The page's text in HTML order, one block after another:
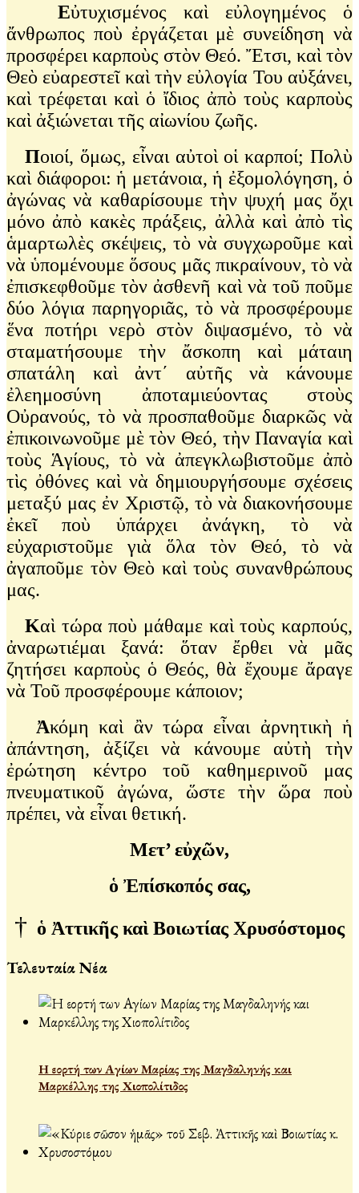
Εὐτυχισμένος καὶ εὐλογημένος ὁ
ἄνθρωπος ποὺ ἐργάζεται μὲ συνείδηση νὰ
προσφέρει καρποὺς στὸν Θεό. Ἔτσι, καὶ τὸν
Θεὸ εὐαρεστεῖ καὶ τὴν εὐλογία Του αὐξάνει,
καὶ τρέφεται καὶ ὁ ἴδιος ἀπὸ τοὺς καρποὺς
καὶ ἀξιώνεται τῆς αἰωνίου ζωῆς.
Ποιοί, ὅμως, εἶναι αὐτοὶ οἱ καρποί; Πολὺ
καὶ διάφοροι: ἡ μετάνοια, ἡ ἐξομολόγηση, ὁ
ἀγώνας νὰ καθαρίσουμε τὴν ψυχή μας ὄχι
μόνο ἀπὸ κακὲς πράξεις, ἀλλὰ καὶ ἀπὸ τὶς
ἁμαρτωλὲς σκέψεις, τὸ νὰ συγχωροῦμε καὶ
νὰ ὑπομένουμε ὅσους μᾶς πικραίνουν, τὸ νὰ
ἐπισκεφθοῦμε τὸν ἀσθενῆ καὶ νὰ τοῦ ποῦμε
δύο λόγια παρηγοριᾶς, τὸ νὰ προσφέρουμε
ἕνα ποτήρι νερὸ στὸν διψασμένο, τὸ νὰ
σταματήσουμε τὴν ἄσκοπη καὶ μάταιη
σπατάλη καὶ ἀντ΄ αὐτῆς νὰ κάνουμε
ἐλεημοσύνη ἀποταμιεύοντας στοὺς
Οὐρανούς, τὸ νὰ προσπαθοῦμε διαρκῶς νὰ
ἐπικοινωνοῦμε μὲ τὸν Θεό, τὴν Παναγία καὶ
τοὺς Ἁγίους, τὸ νὰ ἀπεγκλωβιστοῦμε ἀπὸ
τὶς ὀθόνες καὶ νὰ δημιουργήσουμε σχέσεις
μεταξύ μας ἐν Χριστῷ, τὸ νὰ διακονήσουμε
ἐκεῖ ποὺ ὑπάρχει ἀνάγκη, τὸ νὰ
εὐχαριστοῦμε γιὰ ὅλα τὸν Θεό, τὸ νὰ
ἀγαποῦμε τὸν Θεὸ καὶ τοὺς συνανθρώπους
μας.
Καὶ τώρα ποὺ μάθαμε καὶ τοὺς καρπούς,
ἀναρωτιέμαι ξανά: ὅταν ἔρθει νὰ μᾶς
ζητήσει καρποὺς ὁ Θεός, θὰ ἔχουμε ἄραγε
νὰ Τοῦ προσφέρουμε κάποιον;
Ἀκόμη καὶ ἂν τώρα εἶναι ἀρνητικὴ ἡ
ἀπάντηση, ἀξίζει νὰ κάνουμε αὐτὴ τὴν
ἐρώτηση κέντρο τοῦ καθημερινοῦ μας
πνευματικοῦ ἀγώνα, ὥστε τὴν ὥρα ποὺ
πρέπει, νὰ εἶναι θετική.
Μετ’ εὐχῶν,
ὁ Ἐπίσκοπός σας,
† ὁ Ἀττικῆς καὶ Βοιωτίας Χρυσόστομος
Τελευταία Νέα
Η εορτή των Αγίων Μαρίας της Μαγδαληνής και
Μαρκέλλης της Χιοπολίτιδος